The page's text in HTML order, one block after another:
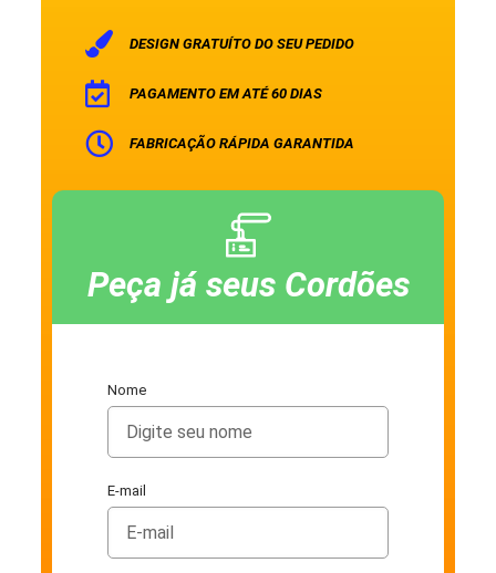
DESIGN GRATUÍTO DO SEU PEDIDO
PAGAMENTO EM ATÉ 60 DIAS
FABRICAÇÃO RÁPIDA GARANTIDA
Peça já seus Cordões
Nome
E-mail